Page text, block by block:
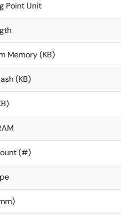
Point Unit
Memory (KB)
(KB)
(#)